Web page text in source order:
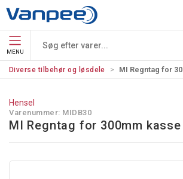
MENU
Diverse tilbehør og løsdele MI Regntag for
Hensel
Varenummer: MIDB30
MI Regntag for 300mm kasse